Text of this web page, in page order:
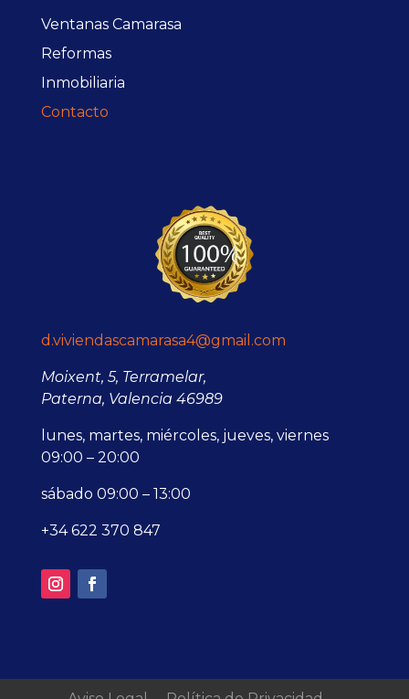
Ventanas Camarasa
Reformas
Inmobiliaria
Contacto
d.viviendascamarasa4@gmail.com
Moixent, 5, Terramelar,
Paterna, Valencia 46989
lunes, martes, miércoles, jueves, viernes
09:00 – 20:00
sábado 09:00 – 13:00
+34 622 370 847